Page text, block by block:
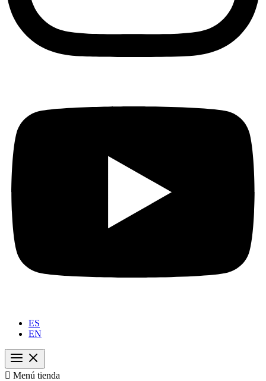
ES
EN
 Menú tienda